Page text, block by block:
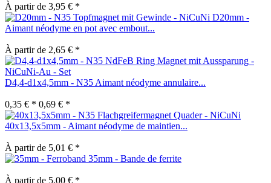
À partir de 3,95 € *
D20mm -
Aimant néodyme en pot avec embout...
À partir de 2,65 € *
D4,4-d1x4,5mm - N35 Aimant néodyme annulaire...
0,35 € * 0,69 € *
40x13,5x5mm - Aimant néodyme de maintien...
À partir de 5,01 € *
35mm - Bande de ferrite
À partir de 5,00 € *